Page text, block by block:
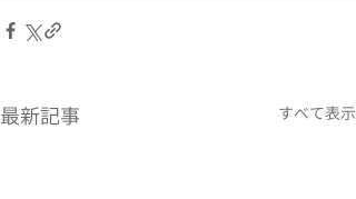
最新記事 すべて表示